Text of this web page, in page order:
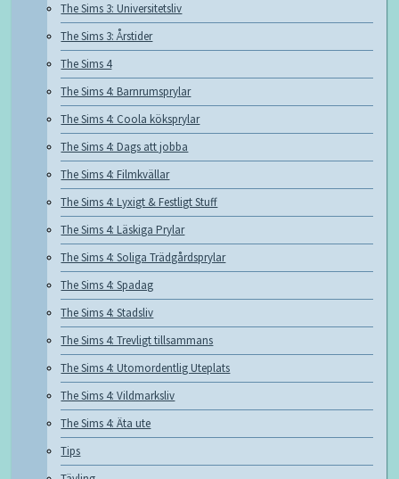
The Sims 3: Universitetsliv
The Sims 3: Årstider
The Sims 4
The Sims 4: Barnrumsprylar
The Sims 4: Coola köksprylar
The Sims 4: Dags att jobba
The Sims 4: Filmkvällar
The Sims 4: Lyxigt & Festligt Stuff
The Sims 4: Läskiga Prylar
The Sims 4: Soliga Trädgårdsprylar
The Sims 4: Spadag
The Sims 4: Stadsliv
The Sims 4: Trevligt tillsammans
The Sims 4: Utomordentlig Uteplats
The Sims 4: Vildmarksliv
The Sims 4: Äta ute
Tips